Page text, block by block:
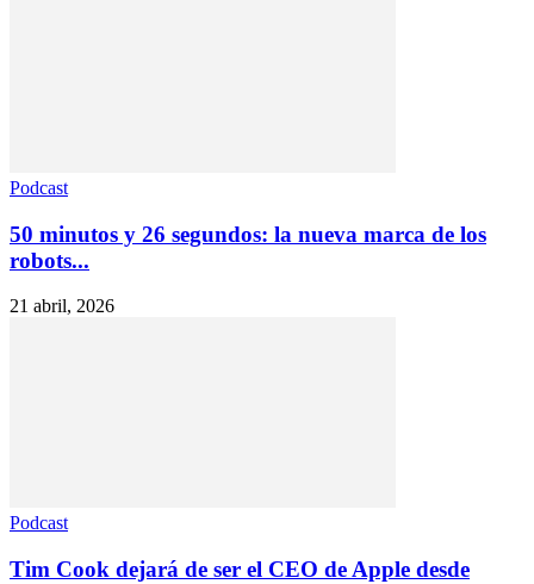
Podcast
50 minutos y 26 segundos: la nueva marca de los
robots...
21 abril, 2026
Podcast
Tim Cook dejará de ser el CEO de Apple desde